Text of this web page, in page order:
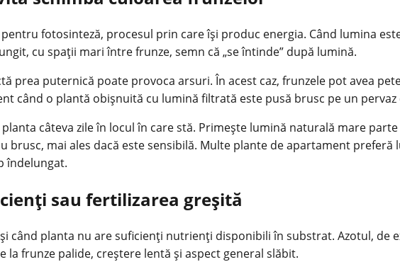
fotosinteză, procesul prin care își produc energia. Când lumina
cu spații mari între frunze, semn că „se întinde” după lumină.
prea puternică poate provoca arsuri. În acest caz, frunzele pot avea
când o plantă obișnuită cu lumină filtrată este pusă brusc pe un
câteva zile în locul în care stă. Primește lumină naturală mare
brusc, mai ales dacă este sensibilă. Multe plante de apartament
îndelungat.
sau fertilizarea greșită
când planta nu are suficienți nutrienți disponibili în substrat. Azotul,
la frunze palide, creștere lentă și aspect general slăbit.